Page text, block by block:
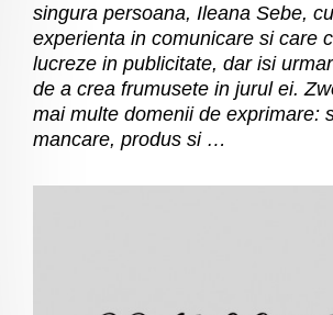
singura persoana, Ileana Sebe,
experienta in comunicare si care
lucreze in publicitate, dar isi
de a crea frumusete in jurul ei.
mai multe domenii de exprimare:
mancare, produs si …